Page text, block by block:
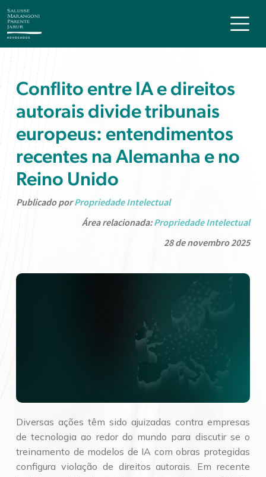
Conflito entre IA e direitos
autorais divide tribunais
europeus: entendimentos
recentes na Alemanha e no
Reino Unido
Publicado porPropriedade Intelectual
Área relacionada:Propriedade Intelectual
28 de novembro 2025
Diversas ações têm sido ajuizadas contra empresas
de tecnologia ao redor do mundo para discutir se o
treinamento de modelos de IA com obras protegidas
configura violação de direitos autorais. Em recente